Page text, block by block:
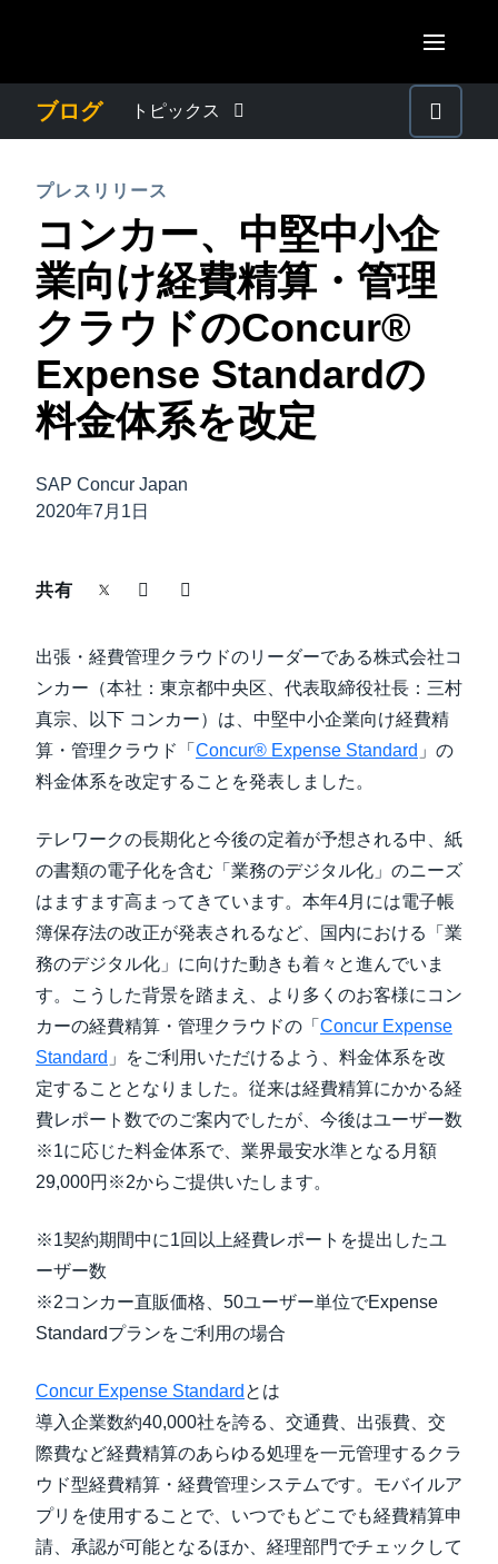
AMERICAS
Canada (Français)
México (Español)
Brasil (Português)
United Kingdom (English)
France (Français)
Deutschland (Deutsch)
Italia (Italiano)
Nederlands (English)
Norway (English)
ASIA PACIFIC
Australia (English)
India (English)
日本（日本語)
Singapore (English)
ブログ トピックス
プレスリリース
電子帳簿保存法・インボイス制度
経理・総務の豆知識
出張・経費管理トレンド
中堅・中小企業
サステナビリティ
働きかた改革
自治体・公共機関・教育機関等
プレスリリース
コンカー、中堅中小企
業向け経費精算・管理
クラウドのConcur®
Expense Standardの
料金体系を改定
SAP Concur Japan
2020年7月1日
共有
出張・経費管理クラウドのリーダーである株式会社コ
ンカー（本社：東京都中央区、代表取締役社長：三村
真宗、以下 コンカー）は、中堅中小企業向け経費精
算・管理クラウド「 Concur® Expense Standard 」の
料金体系を改定することを発表しました。
テレワークの長期化と今後の定着が予想される中、紙
の書類の電子化を含む「業務のデジタル化」のニーズ
はますます高まってきています。本年4月には電子帳
簿保存法の改正が発表されるなど、国内における「業
務のデジタル化」に向けた動きも着々と進んでいま
す。こうした背景を踏まえ、より多くのお客様にコン
カーの経費精算・管理クラウドの「 Concur Expense
Standard 」をご利用いただけるよう、料金体系を改
定することとなりました。従来は経費精算にかかる経
費レポート数でのご案内でしたが、今後はユーザー数
※1に応じた料金体系で、業界最安水準となる月額
29,000円※2からご提供いたします。
※1契約期間中に1回以上経費レポートを提出したユ
ーザー数
※2コンカー直販価格、50ユーザー単位でExpense
Standardプランをご利用の場合
Concur Expense Standard とは
導入企業数約40,000社を誇る、交通費、出張費、交
際費など経費精算のあらゆる処理を一元管理するクラ
ウド型経費精算・経費管理システムです。モバイルア
プリを使用することで、いつでもどこでも経費精算申
請、承認が可能となるほか、経理部門でチェックして